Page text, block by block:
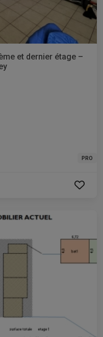
et dernier étage –
PRO